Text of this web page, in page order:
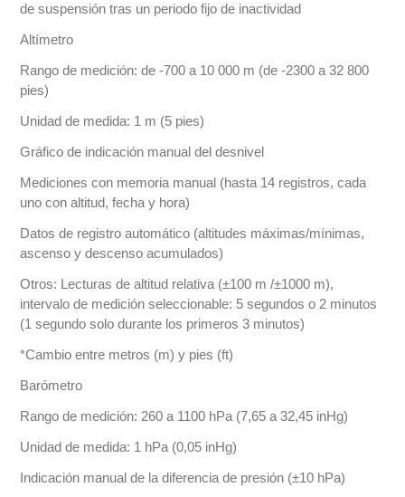
de suspensión tras un periodo fijo de inactividad
Altímetro
Rango de medición: de -700 a 10 000 m (de -2300 a 32 800
pies)
Unidad de medida: 1 m (5 pies)
Gráfico de indicación manual del desnivel
Mediciones con memoria manual (hasta 14 registros, cada
uno con altitud, fecha y hora)
Datos de registro automático (altitudes máximas/mínimas,
ascenso y descenso acumulados)
Otros: Lecturas de altitud relativa (±100 m /±1000 m),
intervalo de medición seleccionable: 5 segundos o 2 minutos
(1 segundo solo durante los primeros 3 minutos)
*Cambio entre metros (m) y pies (ft)
Barómetro
Rango de medición: 260 a 1100 hPa (7,65 a 32,45 inHg)
Unidad de medida: 1 hPa (0,05 inHg)
Indicación manual de la diferencia de presión (±10 hPa)